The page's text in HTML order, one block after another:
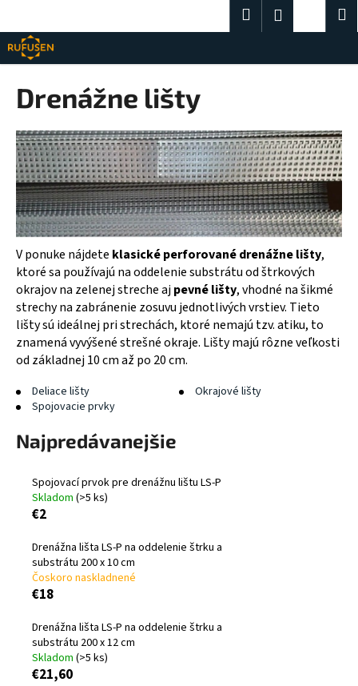
obsah
Hľadať Prihlásenie
Drenážne lišty
V ponuke nájdete klasické perforované drenážne lišty,
ktoré sa používajú na oddelenie substrátu od štrkových
okrajov na zelenej streche ajpevné lišty, vhodné na šikmé
strechy na zabránenie zosuvu jednotlivých vrstiev. Tieto
lišty sú ideálnej pri strechách, ktoré nemajú tzv. atiku, to
znamená vyvýšené strešné okraje. Lišty majú rôzne veľkosti
od základnej 10 cm až po 20 cm.
Deliace lišty
Okrajové lišty
Spojovacie prvky
Najpredávanejšie
Spojovací prvok pre drenážnu lištu LS-P
Skladom (>5 ks)
€2
Drenážna lišta LS-P na oddelenie štrku a
substrátu 200 x 10 cm
Čoskoro naskladnené
€18
Drenážna lišta LS-P na oddelenie štrku a
substrátu 200 x 12 cm
Skladom (>5 ks)
€21,60
o
š
í
Späť
Späť
Č
o
p
o
t
r
e
b
u
j
e
t
e
n
j
ť
HĽADAŤ